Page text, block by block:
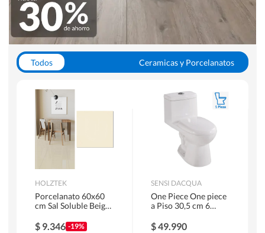
Todos
Ceramicas y Porcelanatos
WC y Sanitarios
Pisos Flotantes y Laminados
Pinturas
HOLZTEK
Porcelanato 60x60
cm Sal Soluble Beige
$ 9.346 -19%
SENSI DACQUA
One Piece One piece
a Piso 30,5 cm 6
$49.990